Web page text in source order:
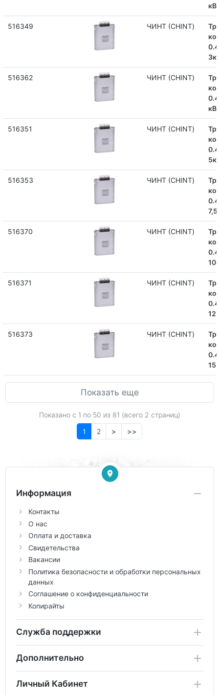
516349 ЧИНТ (CHINT)
516362 ЧИНТ (CHINT)
516351 ЧИНТ (CHINT)
516353 ЧИНТ (CHINT)
516370 ЧИНТ (CHINT)
516371 ЧИНТ (CHINT)
12
516373 ЧИНТ (CHINT)
15
Показать еще
Показано с 1 по 50 из 81 (всего 2 страниц)
1
2 > >>
Информация
Контакты
О нас
Оплата и доставка
Свидетельства
Вакансии
Политика безопасности и обработки персональных
данных
Соглашение о конфиденциальности
Копирайты
Служба поддержки
Дополнительно
Личный Кабинет